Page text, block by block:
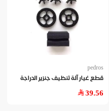
pedros
قطع غيار آلة تنظيف جنزير الدراجة
39.56